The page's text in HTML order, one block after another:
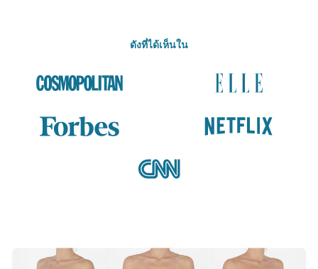
ดังที่ได้เห็นใน